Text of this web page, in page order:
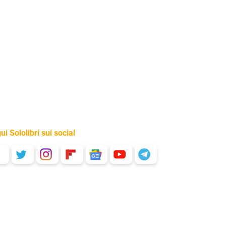
Sololibri sui social